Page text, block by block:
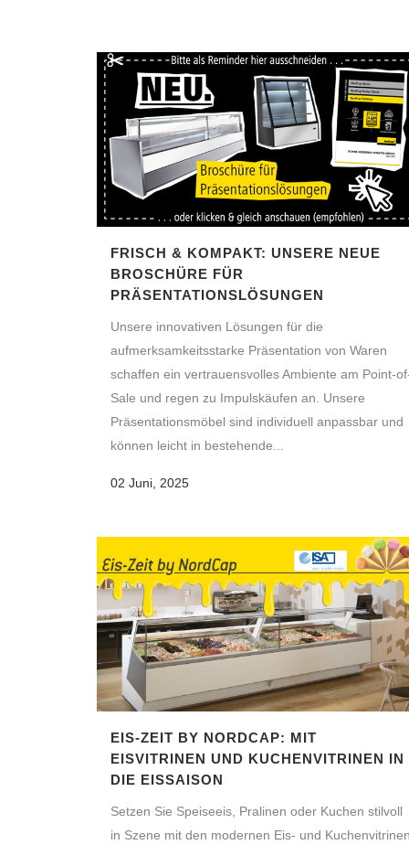
FRISCH & KOMPAKT: UNSERE NEUE
BROSCHÜRE FÜR
PRÄSENTATIONSLÖSUNGEN
Unsere innovativen Lösungen für die
aufmerksamkeitsstarke Präsentation von Waren
schaffen ein vertrauensvolles Ambiente am Point-
Sale und regen zu Impulskäufen an. Unsere
Präsentationsmöbel sind individuell anpassbar und
können leicht in bestehende...
02 Juni, 2025
EIS-ZEIT BY NORDCAP: MIT
EISVITRINEN UND KUCHENVITRINEN IN
DIE EISSAISON
Setzen Sie Speiseeis, Pralinen oder Kuchen stilvoll
in Szene mit den modernen Eis- und